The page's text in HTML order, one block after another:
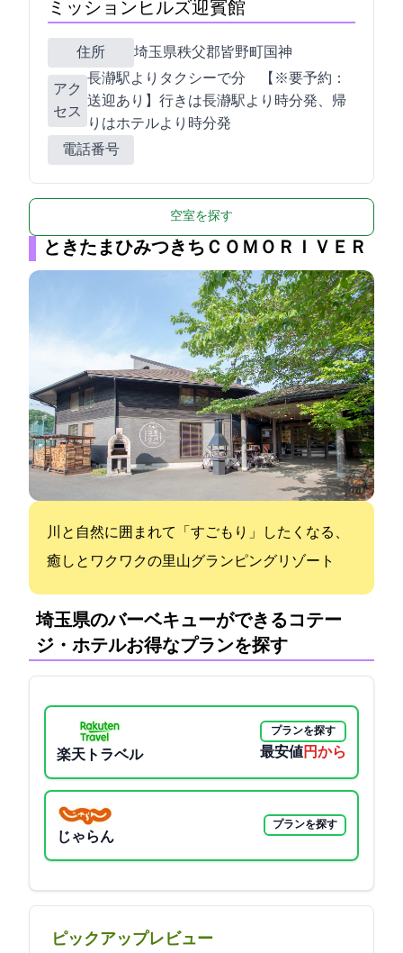
ミッションヒルズ迎賓館
住所 埼玉県秩父郡皆野町国神1686
アク
セス
長瀞駅よりタクシーで8分 【※要予約：
送迎あり】行きは長瀞駅より3時30分発、帰
りはホテルより10時30分発
電話番号
空室を探す
ときたまひみつきちＣＯＭＯＲＩＶＥＲ
川と自然に囲まれて「すごもり」したくなる、
癒しとワクワクの里山グランピングリゾート
埼玉県のバーベキューができるコテー
ジ・ホテル:お得なプランを探す
楽天トラベル
プランを探す
最安値16394円から
じゃらん
プランを探す
ピックアップレビュー